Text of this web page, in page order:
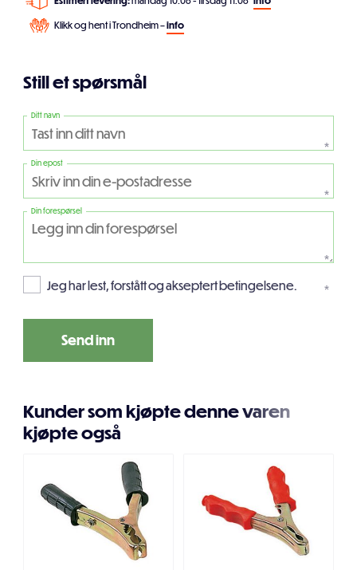
Klikk og hent i Trondheim –info
Still et spørsmål
Ditt navn
*
Din epost
*
Din forespørsel
*
Jeg har lest, forstått og akseptert betingelsene. *
Kunder som kjøpte denne varen
kjøpte også